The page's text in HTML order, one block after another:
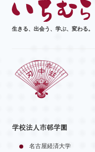
生きる、出会う、学ぶ、変わる。
学校法人市邨学園
名古屋経済大学